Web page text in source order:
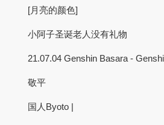
[月亮的颜色]
小阿子圣诞老人没有礼物
21.07.04 Genshin Basara -
敬平
国人Byoto |